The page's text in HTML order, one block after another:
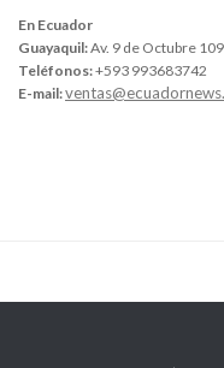
En Ecuador
Guayaquil:Av. 9 de Octubre
Teléfonos:+593 993683742
E-mail: